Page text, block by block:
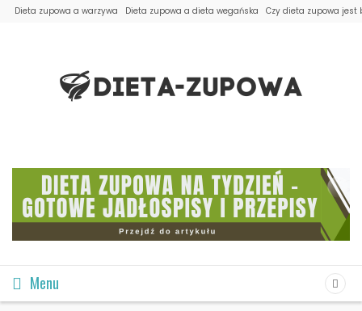
Dieta zupowa a warzywa Dieta zupowa a dieta wegańska Czy dieta zupowa jest
Menu